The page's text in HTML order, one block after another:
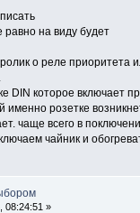
равно на виду будет
о реле приоритета
DIN которое включает
именно розетке
чаще всего в
чайник и
08:24:51 »